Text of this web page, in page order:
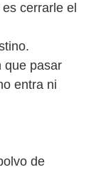
cerrarle el
que pasar
entra ni
de